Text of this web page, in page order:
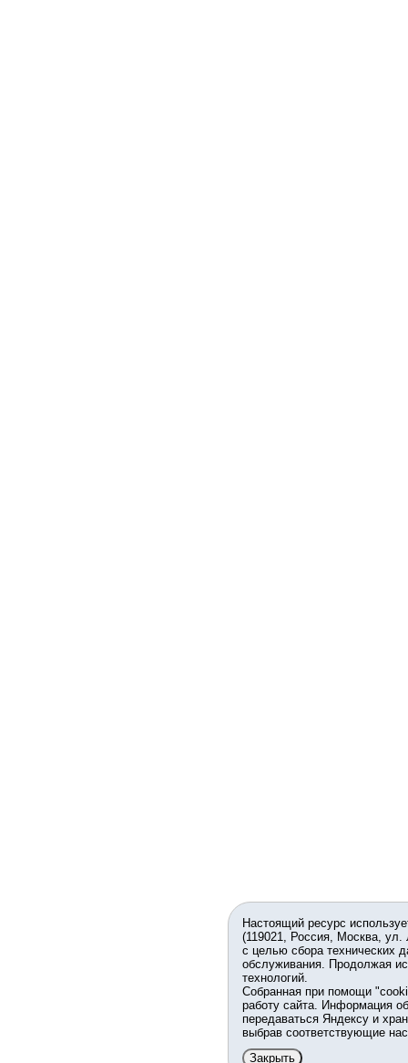
Настоящий ресурс
(119021, Россия, Москва,
с целью сбора технических
обслуживания. Продолжая
технологий.
Собранная при помощи
работу сайта. Информация
передаваться Яндексу и
выбрав соответствующие
Закрыть